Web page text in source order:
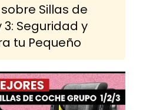
Sillas de
3: Seguridad y
tu Pequeño